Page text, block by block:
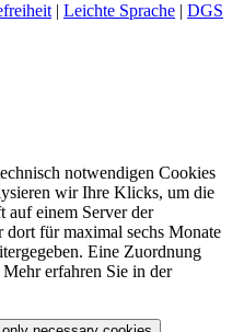
| Leichte Sprache | DGS
notwendigen Cookies
wir Ihre Klicks, um die
auf einem Server der
für maximal sechs Monate
Eine Zuordnung
erfahren Sie in der